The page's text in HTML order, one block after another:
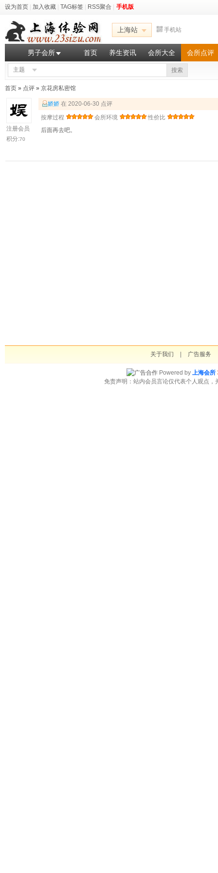
设为首页 加入收藏 TAG标签 RSS聚合 手机版
上海站 手机站
男子会所 首页 养生资讯 会所大全 会所点评
主题 搜索
首页 » 点评 » 京花房私密馆
注册会员
积分:70
娇娇 在 2020-06-30 点评
按摩过程
会所环境
性价比
后面再去吧。
关于我们 广告服务
Powered by 上海会所
免责声明：站内会员言论仅代表个人观点